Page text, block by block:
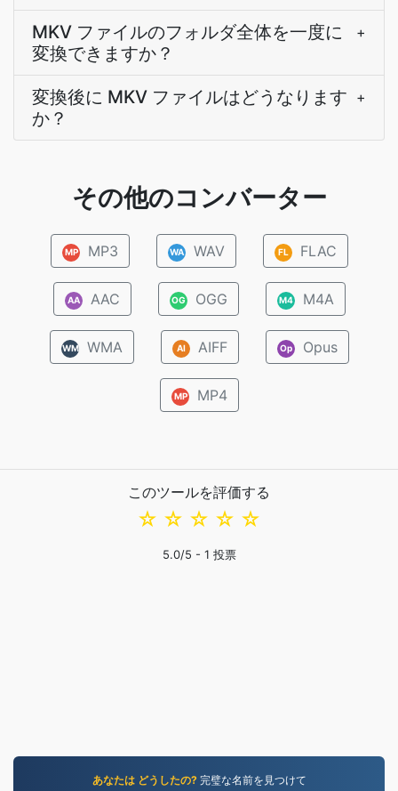
MKV ファイルのフォルダ全体を一度に
変換できますか？
+
変換後に MKV ファイルはどうなります
か？
+
その他のコンバーター
MP MP3 WA WAV FL FLAC
AA AAC OG OGG M4 M4A
WM WMA AI AIFF Op Opus
MP MP4
このツールを評価する
☆
☆
☆
☆
☆
5.0/5 - 1 投票
あなたは どうしたの?完璧な名前を見つけて